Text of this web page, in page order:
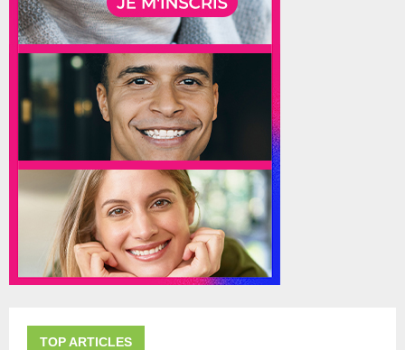
TOP ARTICLES